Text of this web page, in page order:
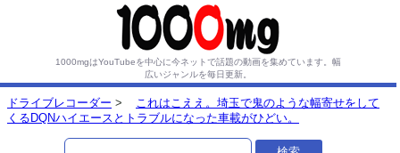
1000mgはYouTubeを中心に今ネットで話題の動画を集めています。 幅
広いジャンルを毎日更新。
ドライブレコーダー >
これはこええ。埼玉で鬼のような幅寄せをして
くるDQNハイエースとトラブルになった車載がひどい。